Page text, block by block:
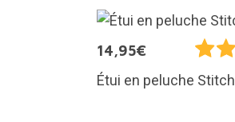
14,95€
Étui en peluche Stitch